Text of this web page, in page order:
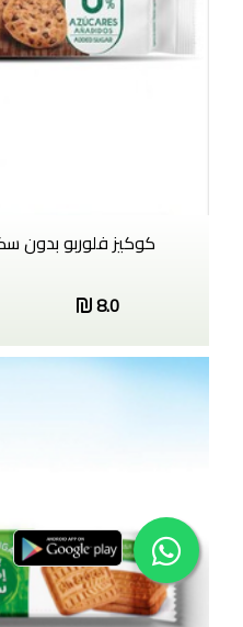
كوكيز فلوربو بدون سكر
8.0